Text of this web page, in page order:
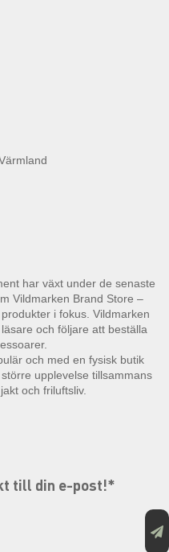
har växt under de senaste
Vildmarken Brand Store –
i fokus. Vildmarken
och följare att beställa
och med en fysisk butik
upplevelse tillsammans
och friluftsliv.
till din e-post!*